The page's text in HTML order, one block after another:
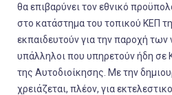
θα επιβαρύνει τον εθνικό
στο κατάστημα του τοπικού ΚΕΠ
εκπαιδευτούν για την παροχή
υπάλληλοι που υπηρετούν ήδη σε
της Αυτοδιοίκησης. Με την
χρειάζεται, πλέον, για